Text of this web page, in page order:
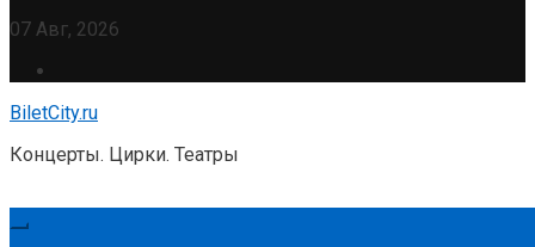
07 Авг, 2026
BiletCity.ru
Концерты. Цирки. Театры